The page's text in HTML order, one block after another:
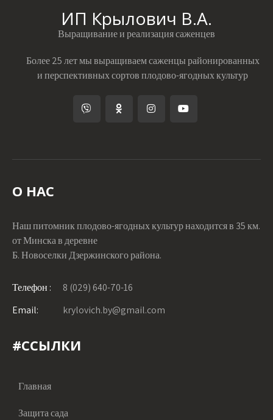
ИП Крылович В.А.
Выращивание и реализация саженцев
Более 25 лет мы выращиваем саженцы районированных
и перспективных сортов плодово-ягодных культур
О НАС
Наш питомник плодово-ягодных культур находится в 35 км.
от Минска в деревне
Б. Новоселки Дзержинского района.
Телефон :
8 (029) 640-70-16
Email:
krylovich.by@gmail.com
#ССЫЛКИ
Главная
Защита сада